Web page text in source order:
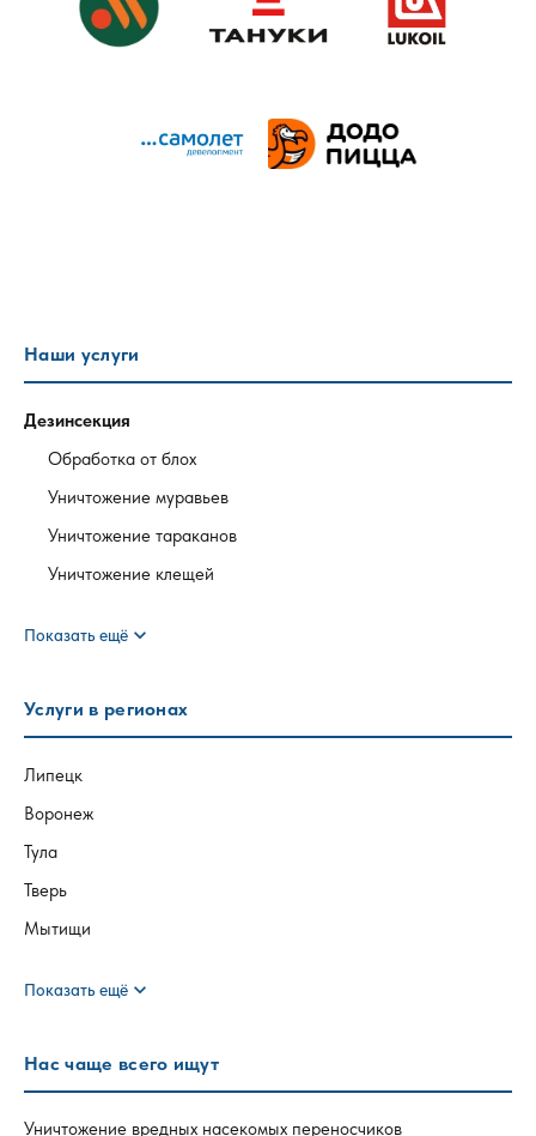
Наши услуги
Дезинсекция
Обработка от блох
Уничтожение муравьев
Уничтожение тараканов
Уничтожение клещей
Показать ещё expand_more
Услуги в регионах
Липецк
Воронеж
Тула
Тверь
Мытищи
Показать ещё expand_more
Нас чаще всего ищут
Уничтожение вредных насекомых переносчиков